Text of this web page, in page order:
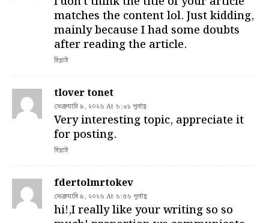
matches the content lol. Just kidding,
mainly because I had some doubts
after reading the article.
রিপ্লাই
tlover tonet
ফেব্রুয়ারি ৯, ২০২৬ At ৬:৩১ পূর্বাহ্ণ
Very interesting topic, appreciate it
for posting.
রিপ্লাই
fdertolmrtokev
ফেব্রুয়ারি ৯, ২০২৬ At ৬:৫৬ পূর্বাহ্ণ
hi!,I really like your writing so so